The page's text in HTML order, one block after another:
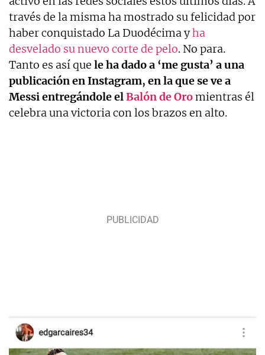
través de la misma ha mostrado su felicidad por
haber conquistado La Duodécima yha
desvelado su nuevo corte de pelo. No para.
Tanto es así que le ha dado a ‘me gusta’ a una
publicación en Instagram, en la que se ve a
Messi entregándole elBalón de Oromientras él
celebra una victoria con los brazos en alto.